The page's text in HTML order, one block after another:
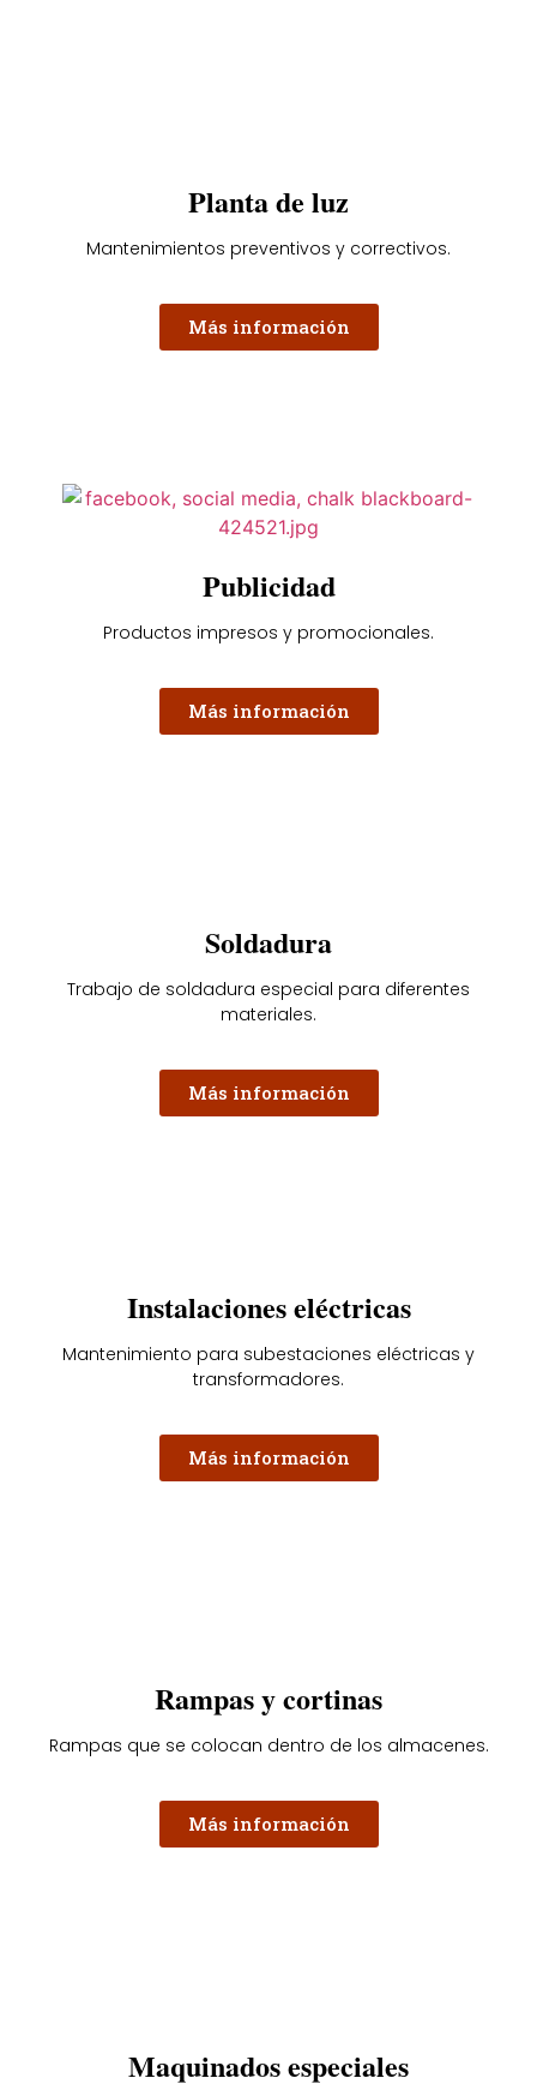
Planta de luz
Mantenimientos preventivos y correctivos.
Más información
Publicidad
Productos impresos y promocionales.
Más información
Soldadura
Trabajo de soldadura especial para diferentes
materiales.
Más información
Instalaciones eléctricas
Mantenimiento para subestaciones eléctricas y
transformadores.
Más información
Rampas y cortinas
Rampas que se colocan dentro de los almacenes.
Más información
Maquinados especiales